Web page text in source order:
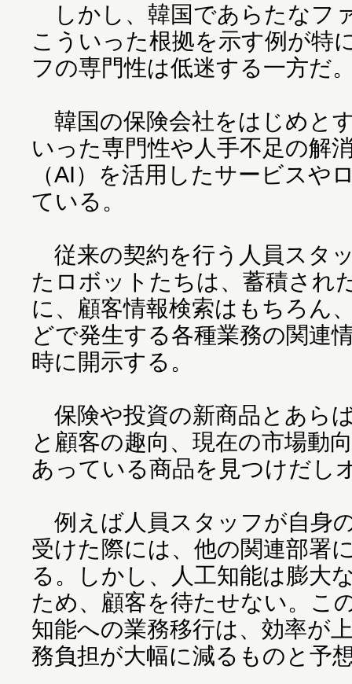
しかし、韓国であらたなフ
こういった根拠を示す例が特
フの専門性は低迷する一方だ
韓国の保険会社をはじめと
いった専門性や人手不足の解
（AI）を活用したサービスや
ている。
従来の契約を行う人員スタ
たロボットたちは、蓄積され
に、顧客情報検索はもちろん
どで発生する各種業務の関連
時に開示する。
保険や投資の新商品とあら
と顧客の趣向、現在の市場動
あっている商品を見つけだし
例えば人員スタッフが自身
受けた際には、他の関連部署
る。しかし、人工知能は膨大
ため、顧客を待たせない。こ
知能への業務移行は、効率が
務負担が大幅に減るものと予